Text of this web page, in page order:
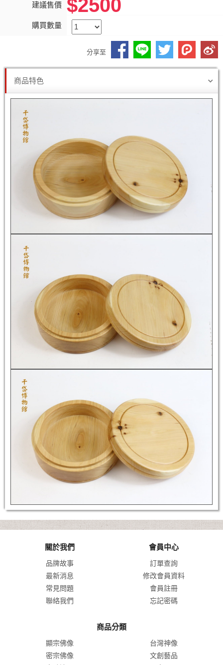
建議售價 $2500
購買數量
分享至
商品特色
關於我們
品牌故事
最新消息
常見問題
聯絡我們
會員中心
訂單查詢
修改會員資料
會員註冊
忘記密碼
商品分類
顯宗佛像
台灣神像
密宗佛像
文創藝品